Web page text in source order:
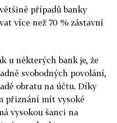
případů banky
více než 70 % zástavní
u některých bank je, že
svobodných povolání,
obratu na účtu. Díky
přiznání mít vysoké
vysokou šanci na